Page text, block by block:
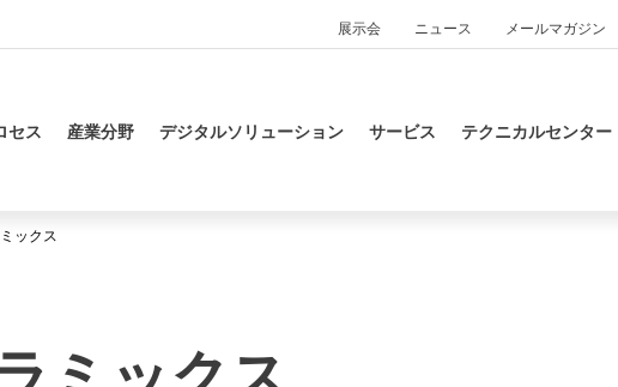
展示会 ニュース メールマガジン
セス 産業分野 デジタルソリューション サービス テクニカルセンター
ックス